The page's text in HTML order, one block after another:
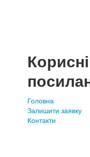
Корисні
Головна
Залишити заявку
Контакти